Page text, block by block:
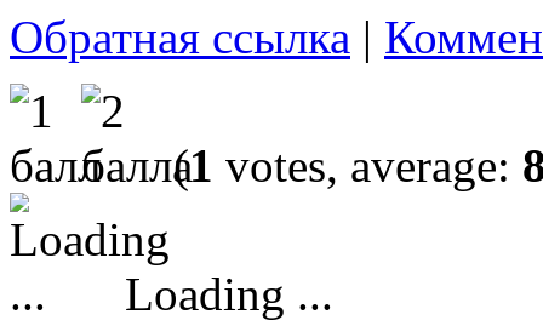
Обратная ссылка |
(1 votes, average:
Loading ...